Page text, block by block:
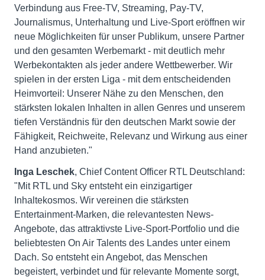
Verbindung aus Free-TV, Streaming, Pay-TV,
Journalismus, Unterhaltung und Live-Sport eröffnen wir
neue Möglichkeiten für unser Publikum, unsere Partner
und den gesamten Werbemarkt - mit deutlich mehr
Werbekontakten als jeder andere Wettbewerber. Wir
spielen in der ersten Liga - mit dem entscheidenden
Heimvorteil: Unserer Nähe zu den Menschen, den
stärksten lokalen Inhalten in allen Genres und unserem
tiefen Verständnis für den deutschen Markt sowie der
Fähigkeit, Reichweite, Relevanz und Wirkung aus einer
Hand anzubieten."
Inga Leschek, Chief Content Officer RTL Deutschland:
"Mit RTL und Sky entsteht ein einzigartiger
Inhaltekosmos. Wir vereinen die stärksten
Entertainment-Marken, die relevantesten News-
Angebote, das attraktivste Live-Sport-Portfolio und die
beliebtesten On Air Talents des Landes unter einem
Dach. So entsteht ein Angebot, das Menschen
begeistert, verbindet und für relevante Momente sorgt,